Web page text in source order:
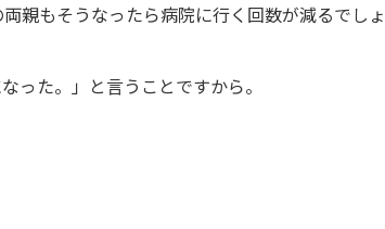
親もそうなったら病院に行く回数が減るでしょ
った。」と言うことですから。